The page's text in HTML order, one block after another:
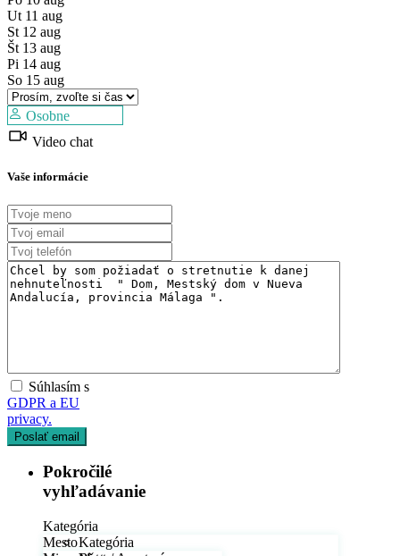
Ut 11 aug
St 12 aug
Št 13 aug
Pi 14 aug
So 15 aug
Osobne
Video chat
Vaše informácie
Súhlasím s
GDPR a EU
privacy.
Pokročilé
vyhľadávanie
Kategória
Kategória
Mesto